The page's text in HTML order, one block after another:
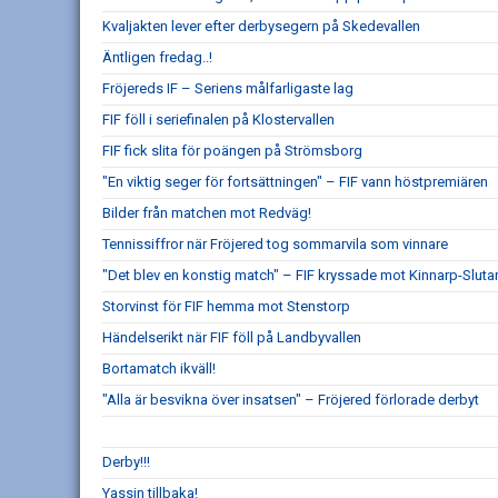
Kvaljakten lever efter derbysegern på Skedevallen
Äntligen fredag..!
Fröjereds IF – Seriens målfarligaste lag
FIF föll i seriefinalen på Klostervallen
FIF fick slita för poängen på Strömsborg
"En viktig seger för fortsättningen" – FIF vann höstpremiären
Bilder från matchen mot Redväg!
Tennissiffror när Fröjered tog sommarvila som vinnare
"Det blev en konstig match" – FIF kryssade mot Kinnarp-
Storvinst för FIF hemma mot Stenstorp
Händelserikt när FIF föll på Landbyvallen
Bortamatch ikväll!
"Alla är besvikna över insatsen" – Fröjered förlorade derbyt
Derby!!!
Yassin tillbaka!